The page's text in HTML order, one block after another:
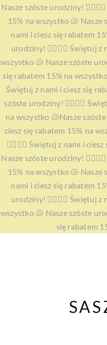
Przejdź
Nasze szóste urodziny!
15% na wszystko 🐚 Nasze
nami i ciesz się rabatem
urodziny! 🧜‍♀️🧜‍♀️ Świętuj z
wszystko 🐚 Nasze szóste
się rabatem 15% na
Świętuj z nami i ciesz się
szóste urodziny! 🧜‍♀️🧜‍♀️
na wszystko 🐚Nasze
ciesz się rabatem 15% na
🧜‍♀️🧜‍♀️ Świętuj z nami i
Nasze szóste urodziny!
15% na wszystko 🐚 Nasze
nami i ciesz się rabatem
urodziny! 🧜‍♀️🧜‍♀️ Świętuj z
wszystko 🐚 Nasze szóste
się rabatem